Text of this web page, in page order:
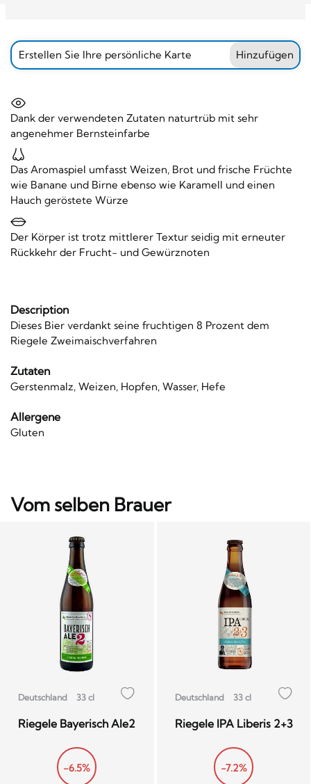
Erstellen Sie Ihre persönliche Karte Hinzufügen
Dank der verwendeten Zutaten naturtrüb mit sehr
angenehmer Bernsteinfarbe
Das Aromaspiel umfasst Weizen, Brot und frische Früchte
wie Banane und Birne ebenso wie Karamell und einen
Hauch geröstete Würze
Der Körper ist trotz mittlerer Textur seidig mit erneuter
Rückkehr der Frucht- und Gewürznoten
Description
Dieses Bier verdankt seine fruchtigen 8 Prozent dem
Riegele Zweimaischverfahren
Zutaten
Gerstenmalz, Weizen, Hopfen, Wasser, Hefe
Allergene
Gluten
Vom selben Brauer
Deutschland 33 cl
Riegele Bayerisch Ale2
-6.5%
Deutschland 33 cl
Riegele IPA Liberis 2+3
-7.2%